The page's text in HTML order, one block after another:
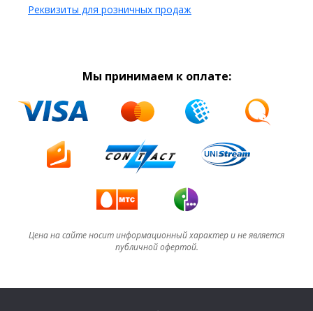
Реквизиты для розничных продаж
Мы принимаем к оплате:
Цена на сайте носит информационный характер и не является
публичной офертой.